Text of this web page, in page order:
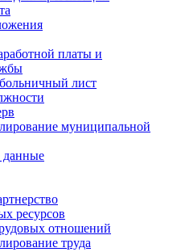
платы и
лист
муниципальной
данные
ресурсов
отношений
труда